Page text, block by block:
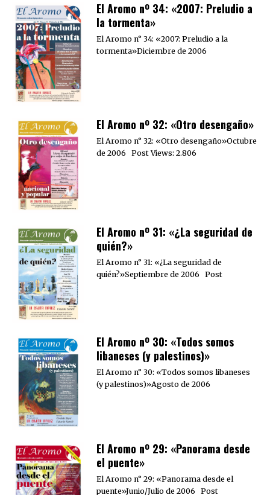
El Aromo nº 34: «2007: Preludio a
la tormenta»
El Aromo n° 34: «2007: Preludio a la
tormenta»Diciembre de 2006
El Aromo nº 32: «Otro desengaño»
El Aromo n° 32: «Otro desengaño»Octubre
de 2006 Post Views: 2.806
El Aromo nº 31: «¿La seguridad de
quién?»
El Aromo n° 31: «¿La seguridad de
quién?»Septiembre de 2006 Post
El Aromo nº 30: «Todos somos
libaneses (y palestinos)»
El Aromo n° 30: «Todos somos libaneses
(y palestinos)»Agosto de 2006
El Aromo nº 29: «Panorama desde
el puente»
El Aromo n° 29: «Panorama desde el
puente»Junio/Julio de 2006 Post